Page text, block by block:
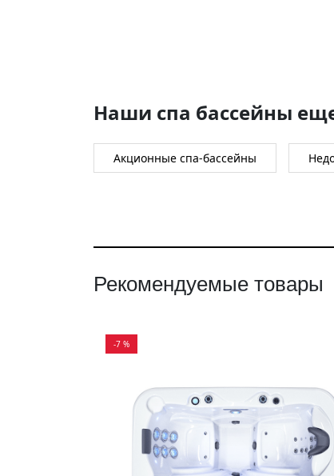
Наши спа бассейны
Акционные спа-бассейны
Рекомендуемые товары
-7 %